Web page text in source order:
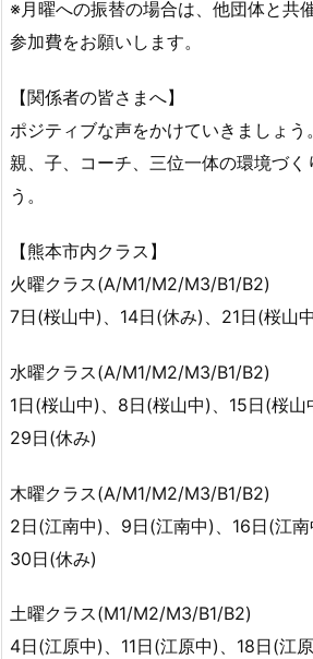
※月曜への振替の場合は、他団体と共
参加費をお願いします。
【関係者の皆さまへ】
ポジティブな声をかけていきましょう。
親、子、コーチ、三位一体の環境づく
う。
【熊本市内クラス】
火曜クラス(A/M1/M2/M3/B1/B2)
7日(桜山中)、14日(休み)、21日(桜山
水曜クラス(A/M1/M2/M3/B1/B2)
1日(桜山中)、8日(桜山中)、15日(桜山
29日(休み)
木曜クラス(A/M1/M2/M3/B1/B2)
2日(江南中)、9日(江南中)、16日(江南
30日(休み)
土曜クラス(M1/M2/M3/B1/B2)
4日(江原中)、11日(江原中)、18日(江